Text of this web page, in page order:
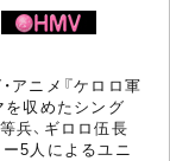
アニメ『ケロロ軍
を収めたシング
兵、ギロロ伍長
5人によるユニ